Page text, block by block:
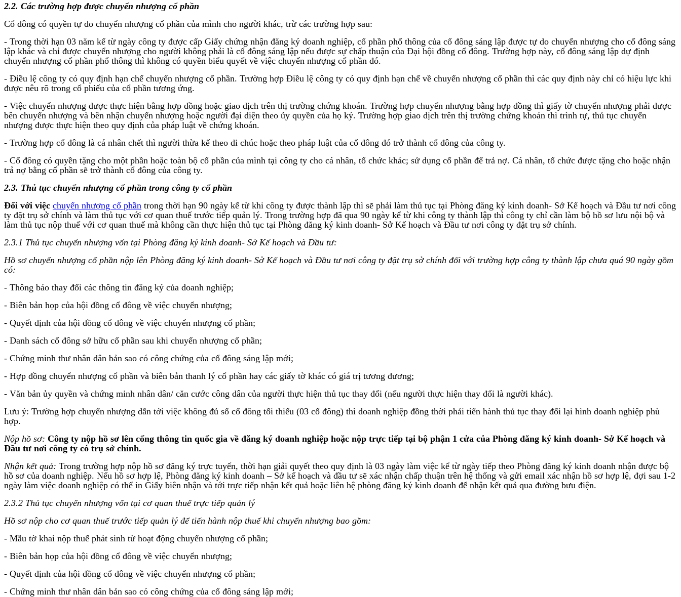
2.2. Các trường hợp được chuyển nhượng cổ phần
Cổ đông có quyền tự do chuyển nhượng cổ phần của mình cho người khác, trừ các trường hợp sau:
- Trong thời hạn 03 năm kể từ ngày công ty được cấp Giấy chứng nhận đăng ký doanh nghiệp, cổ phần phổ thông của cổ đông sáng lập được tự do chuyển nhượng cho cổ đông sáng
lập khác và chỉ được chuyển nhượng cho người không phải là cổ đông sáng lập nếu được sự chấp thuận của Đại hội đồng cổ đông. Trường hợp này, cổ đông sáng lập dự định
chuyển nhượng cổ phần phổ thông thì không có quyền biểu quyết về việc chuyển nhượng cổ phần đó.
- Điều lệ công ty có quy định hạn chế chuyển nhượng cổ phần. Trường hợp Điều lệ công ty có quy định hạn chế về chuyển nhượng cổ phần thì các quy định này chỉ có hiệu lực khi
được nêu rõ trong cổ phiếu của cổ phần tương ứng.
- Việc chuyển nhượng được thực hiện bằng hợp đồng hoặc giao dịch trên thị trường chứng khoán. Trường hợp chuyển nhượng bằng hợp đồng thì giấy tờ chuyển nhượng phải được
bên chuyển nhượng và bên nhận chuyển nhượng hoặc người đại diện theo ủy quyền của họ ký. Trường hợp giao dịch trên thị trường chứng khoán thì trình tự, thủ tục chuyển
nhượng được thực hiện theo quy định của pháp luật về chứng khoán.
- Trường hợp cổ đông là cá nhân chết thì người thừa kế theo di chúc hoặc theo pháp luật của cổ đông đó trở thành cổ đông của công ty.
- Cổ đông có quyền tặng cho một phần hoặc toàn bộ cổ phần của mình tại công ty cho cá nhân, tổ chức khác; sử dụng cổ phần để trả nợ. Cá nhân, tổ chức được tặng cho hoặc nhận
trả nợ bằng cổ phần sẽ trở thành cổ đông của công ty.
2.3. Thủ tục chuyển nhượng cổ phần trong công ty cổ phần
Đối với việc chuyển nhượng cổ phần trong thời hạn 90 ngày kể từ khi công ty được thành lập thì sẽ phải làm thủ tục tại Phòng đăng ký kinh doanh- Sở Kế hoạch và Đầu tư nơi công
ty đặt trụ sở chính và làm thủ tục với cơ quan thuế trước tiếp quản lý. Trong trường hợp đã qua 90 ngày kể từ khi công ty thành lập thì công ty chỉ cần làm bộ hồ sơ lưu nội bộ và
làm thủ tục nộp thuế với cơ quan thuế mà không cần thực hiện thủ tục tại Phòng đăng ký kinh doanh- Sở Kế hoạch và Đầu tư nơi công ty đặt trụ sở chính.
2.3.1 Thủ tục chuyển nhượng vốn tại Phòng đăng ký kinh doanh- Sở Kế hoạch và Đầu tư:
Hồ sơ chuyển nhượng cổ phần nộp lên Phòng đăng ký kinh doanh- Sở Kế hoạch và Đầu tư nơi công ty đặt trụ sở chính đối với trường hợp công ty thành lập chưa quá 90 ngày gồm
có:
- Thông báo thay đổi các thông tin đăng ký của doanh nghiệp;
- Biên bản họp của hội đồng cổ đông về việc chuyển nhượng;
- Quyết định của hội đồng cổ đông về việc chuyển nhượng cổ phần;
- Danh sách cổ đông sở hữu cổ phần sau khi chuyển nhượng cổ phần;
- Chứng minh thư nhân dân bản sao có công chứng của cổ đông sáng lập mới;
- Hợp đồng chuyển nhượng cổ phần và biên bản thanh lý cổ phần hay các giấy tờ khác có giá trị tương đương;
- Văn bản ủy quyền và chứng minh nhân dân/ căn cước công dân của người thực hiện thủ tục thay đổi (nếu người thực hiện thay đổi là người khác).
Lưu ý: Trường hợp chuyển nhượng dẫn tới việc không đủ số cổ đông tối thiểu (03 cổ đông) thì doanh nghiệp đồng thời phải tiến hành thủ tục thay đổi lại hình doanh nghiệp phù
hợp.
Nộp hồ sơ: Công ty nộp hồ sơ lên cổng thông tin quốc gia về đăng ký doanh nghiệp hoặc nộp trực tiếp tại bộ phận 1 cửa của Phòng đăng ký kinh doanh- Sở Kế hoạch và
Đầu tư nơi công ty có trụ sở chính.
Nhận kết quả: Trong trường hợp nộp hồ sơ đăng ký trực tuyến, thời hạn giải quyết theo quy định là 03 ngày làm việc kể từ ngày tiếp theo Phòng đăng ký kinh doanh nhận được bộ
hồ sơ của doanh nghiệp. Nếu hồ sơ hợp lệ, Phòng đăng ký kinh doanh – Sở kế hoạch và đầu tư sẽ xác nhận chấp thuận trên hệ thống và gửi email xác nhận hồ sơ hợp lệ, đợi sau 1-2
ngày làm việc doanh nghiệp có thể in Giấy biên nhận và tới trực tiếp nhận kết quả hoặc liên hệ phòng đăng ký kinh doanh để nhận kết quả qua đường bưu điện.
2.3.2 Thủ tục chuyển nhượng vốn tại cơ quan thuế trực tiếp quản lý
Hồ sơ nộp cho cơ quan thuế trước tiếp quản lý để tiến hành nộp thuế khi chuyển nhượng bao gồm:
- Mẫu tờ khai nộp thuế phát sinh từ hoạt động chuyển nhượng cổ phần;
- Biên bản họp của hội đồng cổ đông về việc chuyển nhượng;
- Quyết định của hội đồng cổ đông về việc chuyển nhượng cổ phần;
- Chứng minh thư nhân dân bản sao có công chứng của cổ đông sáng lập mới;